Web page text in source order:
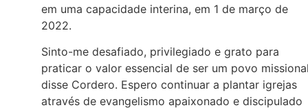
em uma capacidade interina, em 1 de março de
2022.
Sinto-me desafiado, privilegiado e grato para
praticar o valor essencial de ser um povo
disse Cordero. Espero continuar a plantar igrejas
através de evangelismo apaixonado e discipulado